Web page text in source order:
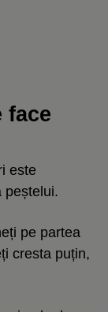
face
este
peștelui.
pe partea
cresta puțin,